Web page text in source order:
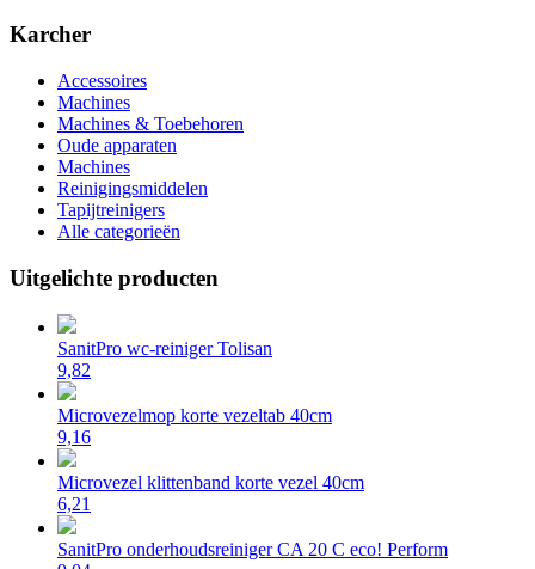
Karcher
Accessoires
Machines
Machines & Toebehoren
Oude apparaten
Machines
Reinigingsmiddelen
Tapijtreinigers
Alle categorieën
Uitgelichte producten
SanitPro wc-reiniger Tolisan
9,82
Microvezelmop korte vezeltab 40cm
9,16
Microvezel klittenband korte vezel 40cm
6,21
SanitPro onderhoudsreiniger CA 20 C eco! Perform